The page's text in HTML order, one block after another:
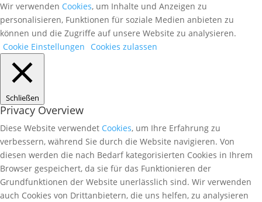
Wir verwenden Cookies, um Inhalte und Anzeigen zu
personalisieren, Funktionen für soziale Medien anbieten zu
können und die Zugriffe auf unsere Website zu analysieren.
Cookie Einstellungen
Cookies zulassen
Schließen
Privacy Overview
Diese Website verwendet Cookies, um Ihre Erfahrung zu
verbessern, während Sie durch die Website navigieren. Von
diesen werden die nach Bedarf kategorisierten Cookies in Ihrem
Browser gespeichert, da sie für das Funktionieren der
Grundfunktionen der Website unerlässlich sind. Wir verwenden
auch Cookies von Drittanbietern, die uns helfen, zu analysieren